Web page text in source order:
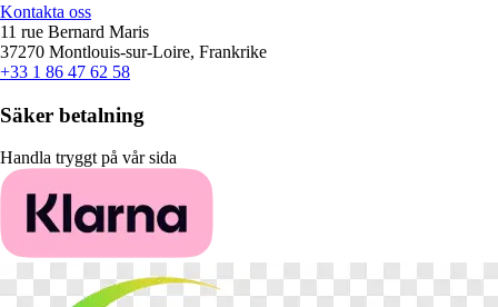
Kontakta oss
11 rue Bernard Maris
37270 Montlouis-sur-Loire, Frankrike
+33 1 86 47 62 58
Säker betalning
Handla tryggt på vår sida